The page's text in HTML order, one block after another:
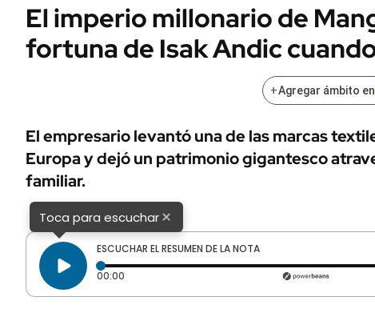
Campo
FINANZAS
ÁMBITO DEBATE
MEDIAKIT AMBITO DEBATE
Sustentabilidad
Seguros
POLÍTICA
El imperio millonario de
fortuna de Isak Andic
+Agregar ámbito en
El empresario levantó una de las marcas
Europa y dejó un patrimonio gigantesco
familiar.
Toca para escuchar×
ESCUCHAR EL RESUMEN DE LA NOTA
00:00 Tiempo transcurrido: 0 segundos